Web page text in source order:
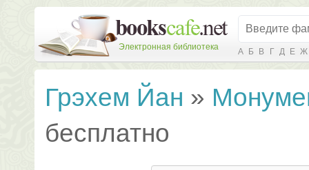
Электронная библиотека А Б В Г Д Е Ж
Грэхем Йан »
бесплатно